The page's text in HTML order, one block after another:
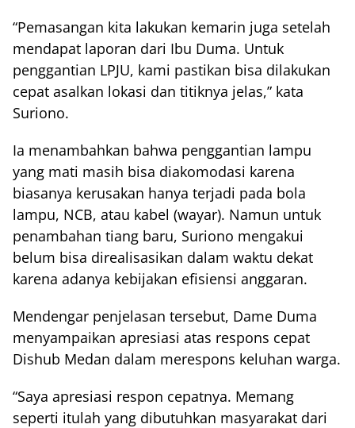
“Pemasangan kita lakukan kemarin juga setelah
mendapat laporan dari Ibu Duma. Untuk
penggantian LPJU, kami pastikan bisa dilakukan
cepat asalkan lokasi dan titiknya jelas,” kata
Suriono.
Ia menambahkan bahwa penggantian lampu
yang mati masih bisa diakomodasi karena
biasanya kerusakan hanya terjadi pada bola
lampu, NCB, atau kabel (wayar). Namun untuk
penambahan tiang baru, Suriono mengakui
belum bisa direalisasikan dalam waktu dekat
karena adanya kebijakan efisiensi anggaran.
Mendengar penjelasan tersebut, Dame Duma
menyampaikan apresiasi atas respons cepat
Dishub Medan dalam merespons keluhan warga.
“Saya apresiasi respon cepatnya. Memang
seperti itulah yang dibutuhkan masyarakat dari